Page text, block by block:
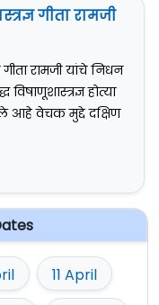
गीता रामजी
गीता रामजी यांचे निधन
विषाणूशास्त्रज्ञ होत्या
आहे वेचक मुद्दे दक्षिण
11 April